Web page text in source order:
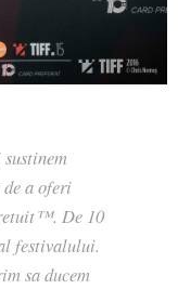
a oferi
De 10
festivalului.
sa ducem